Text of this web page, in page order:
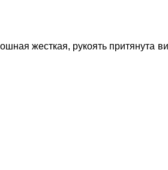
жесткая, рукоять притянута